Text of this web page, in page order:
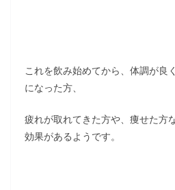
これを飲み始めてから、体調が良
になった方、
疲れが取れてきた方や、痩せた
効果があるようです。